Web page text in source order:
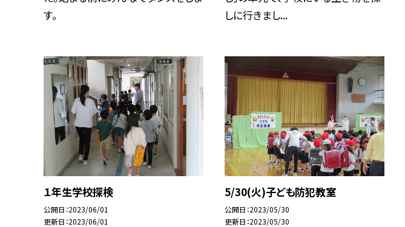
す。
しに行きまし...
１年生学校探検
公開日 2023/06/01
更新日 2023/06/01
5/30(火)子ども防犯教室
公開日 2023/05/30
更新日 2023/05/30